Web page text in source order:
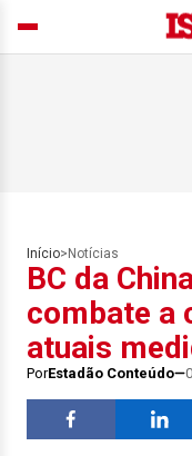
Início> Notícias
BC da
combate a
atuais
PorEstadão Conteúdo